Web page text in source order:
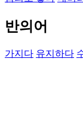
반의어
가지다 유지하다